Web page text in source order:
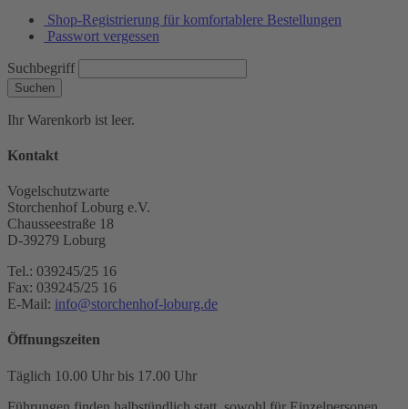
Shop-Registrierung für komfortablere Bestellungen
Passwort vergessen
Suchbegriff
Suchen
Ihr Warenkorb ist leer.
Kontakt
Vogelschutzwarte
Storchenhof Loburg e.V.
Chausseestraße 18
D-39279 Loburg
Tel.: 039245/25 16
Fax: 039245/25 16
E-Mail: info@storchenhof-loburg.de
Öffnungszeiten
Täglich 10.00 Uhr bis 17.00 Uhr